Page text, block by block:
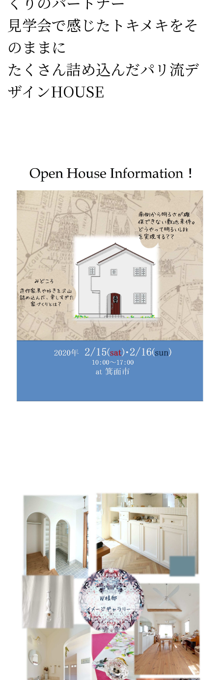
見学会で感じたトキメキをそ
のままに
たくさん詰め込んだパリ流デ
ザインHOUSE